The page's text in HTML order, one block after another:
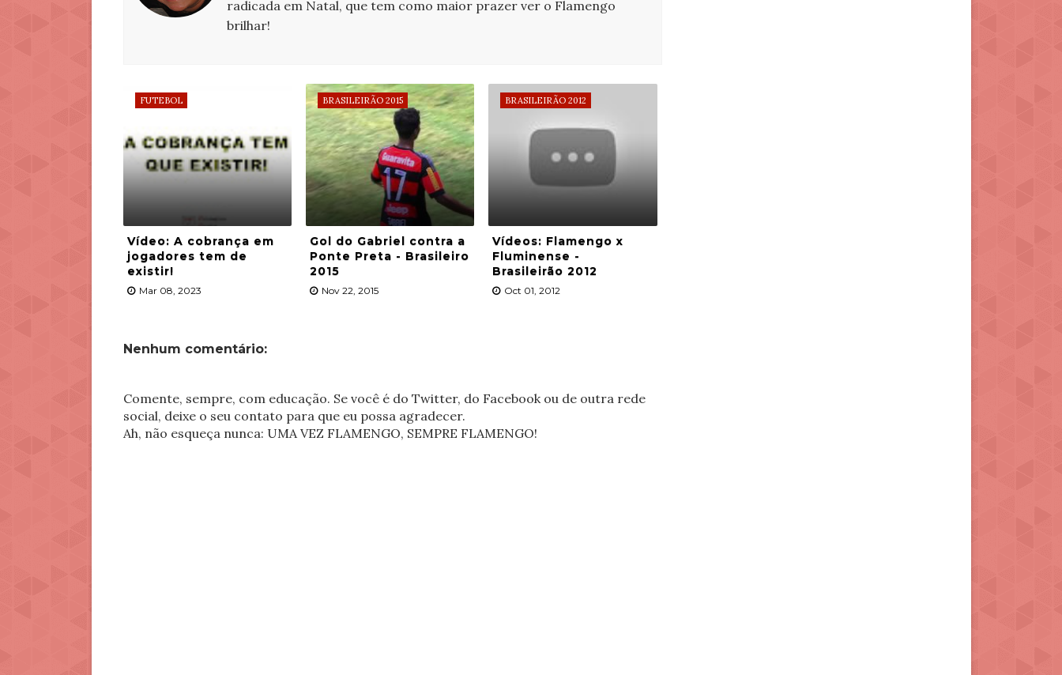
radicada em Natal, que tem como maior prazer ver o Flamengo
brilhar!
FUTEBOL
Vídeo: A cobrança em
jogadores tem de
existir!
Mar 08, 2023
BRASILEIRÃO 2015
Gol do Gabriel contra a
Ponte Preta - Brasileiro
2015
Nov 22, 2015
BRASILEIRÃO 2012
Vídeos: Flamengo x
Fluminense -
Brasileirão 2012
Oct 01, 2012
Nenhum comentário:
Comente, sempre, com educação. Se você é do Twitter, do Facebook ou de outra rede
social, deixe o seu contato para que eu possa agradecer.
Ah, não esqueça nunca: UMA VEZ FLAMENGO, SEMPRE FLAMENGO!